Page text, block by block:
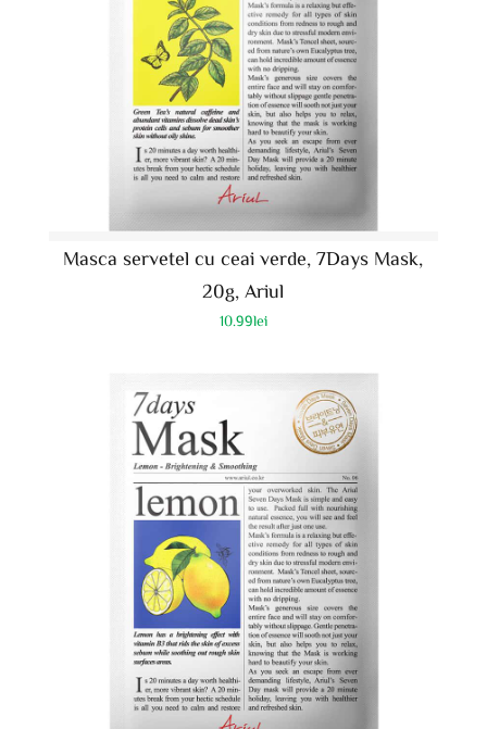
Masca servetel cu ceai verde, 7Days Mask,
20g, Ariul
10.99lei